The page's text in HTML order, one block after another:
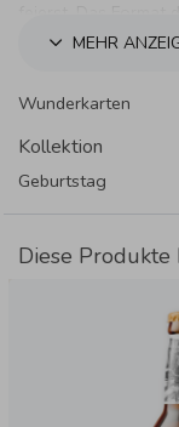
genau wie du!
MEHR
Wunderkarten
Kollektion
Geburtstag
Diese